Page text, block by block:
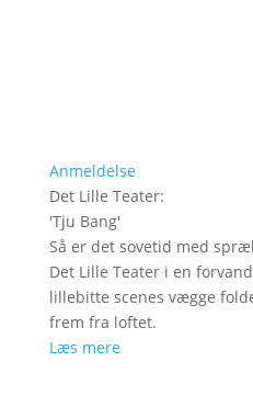
Anmeldelse
Det Lille Teater:
'Tju Bang'
Så er det sovetid med spræl
Det Lille Teater i en
lillebitte scenes vægge
frem fra loftet.
Læs mere